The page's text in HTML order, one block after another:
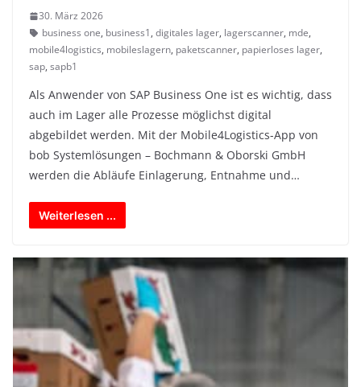
30. März 2026
business one, business1, digitales lager, lagerscanner, mde,
mobile4logistics, mobileslagern, paketscanner, papierloses lager,
sap, sapb1
Als Anwender von SAP Business One ist es wichtig, dass
auch im Lager alle Prozesse möglichst digital
abgebildet werden. Mit der Mobile4Logistics-App von
bob Systemlösungen – Bochmann & Oborski GmbH
werden die Abläufe Einlagerung, Entnahme und…
Weiterlesen ...